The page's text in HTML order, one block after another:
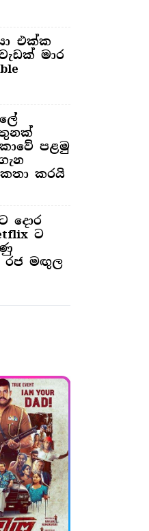
එක්ක
මාර
තුනක්
පළමු
කරයි
දොර
ට
රජ මඟුල